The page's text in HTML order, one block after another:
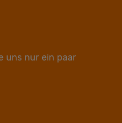
uns nur ein paar